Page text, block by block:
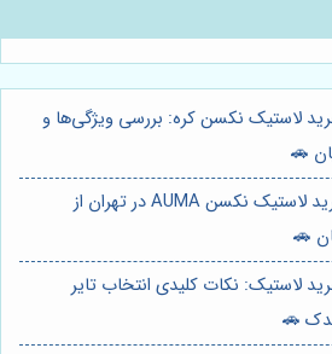
لاستیک نکسن کره: بررسی ویژگی‌ها و
🚗
⭐️راهنمای جامع خرید لاستیک نکسن AUMA در تهران از
🚗
لاستیک: نکات کلیدی انتخاب تایر
🚗